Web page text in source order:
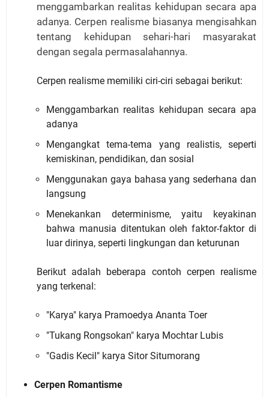
menggambarkan realitas kehidupan secara apa
adanya. Cerpen realisme biasanya mengisahkan
tentang kehidupan sehari-hari masyarakat
dengan segala permasalahannya.
Cerpen realisme memiliki ciri-ciri sebagai berikut:
Menggambarkan realitas kehidupan secara apa
adanya
Mengangkat tema-tema yang realistis, seperti
kemiskinan, pendidikan, dan sosial
Menggunakan gaya bahasa yang sederhana dan
langsung
Menekankan determinisme, yaitu keyakinan
bahwa manusia ditentukan oleh faktor-faktor di
luar dirinya, seperti lingkungan dan keturunan
Berikut adalah beberapa contoh cerpen realisme
yang terkenal:
"Karya" karya Pramoedya Ananta Toer
"Tukang Rongsokan" karya Mochtar Lubis
"Gadis Kecil" karya Sitor Situmorang
Cerpen Romantisme